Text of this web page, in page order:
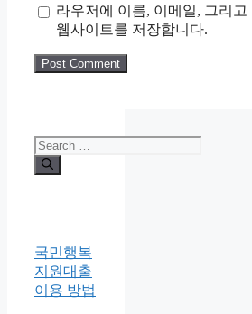
라우저에 이름, 이메일, 그리고
웹사이트를 저장합니다.
Search
for:
국민행복
지원대출
이용 방법